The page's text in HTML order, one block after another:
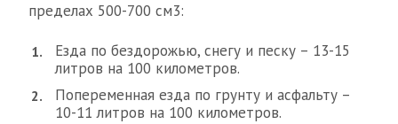
пределах 500-700 см3:
Езда по бездорожью, снегу и песку – 13-15
литров на 100 километров.
Попеременная езда по грунту и асфальту –
10-11 литров на 100 километров.